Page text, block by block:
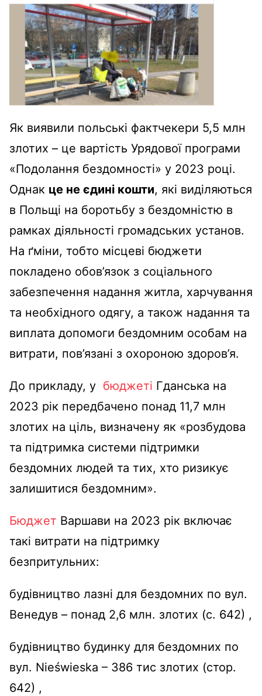
Як виявили польські фактчекери 5,5 млн
злотих – це вартість Урядової програми
«Подолання бездомності» у 2023 році.
Однак це не єдині кошти, які виділяються
в Польщі на боротьбу з бездомністю в
рамках діяльності громадських установ.
На ґміни, тобто місцеві бюджети
покладено обов’язок з соціального
забезпечення надання житла, харчування
та необхідного одягу, а також надання та
виплата допомоги бездомним особам на
витрати, пов’язані з охороною здоров’я.
До прикладу, у бюджеті Гданська на
2023 рік передбачено понад 11,7 млн ​​
злотих на ціль, визначену як «розбудова
та підтримка системи підтримки
бездомних людей та тих, хто ризикує
залишитися бездомним».
Бюджет Варшави на 2023 рік включає
такі витрати на підтримку
безпритульних:
будівництво лазні для бездомних по вул.
Венедув – понад 2,6 млн. злотих (с. 642) ,
будівництво будинку для бездомних по
вул. Nieświeska – 386 тис злотих (стор.
642) ,